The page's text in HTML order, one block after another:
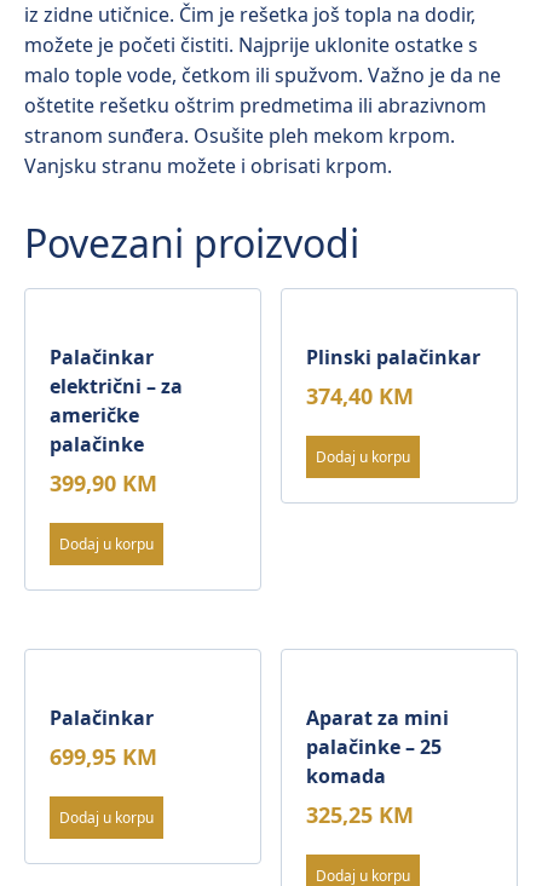
iz zidne utičnice. Čim je rešetka još topla na dodir,
možete je početi čistiti. Najprije uklonite ostatke s
malo tople vode, četkom ili spužvom. Važno je da ne
oštetite rešetku oštrim predmetima ili abrazivnom
stranom sunđera. Osušite pleh mekom krpom.
Vanjsku stranu možete i obrisati krpom.
Povezani proizvodi
Palačinkar
električni – za
američke
palačinke
399,90 KM
Dodaj u korpu
Plinski palačinkar
374,40 KM
Dodaj u korpu
Palačinkar
699,95 KM
Dodaj u korpu
Aparat za mini
palačinke – 25
komada
325,25 KM
Dodaj u korpu